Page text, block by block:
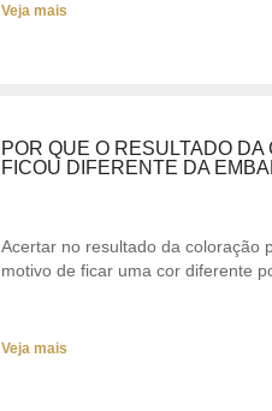
Veja mais
POR QUE O RESULTADO
FICOU DIFERENTE DA
Acertar no resultado da coloração
motivo de ficar uma cor diferente
Veja mais